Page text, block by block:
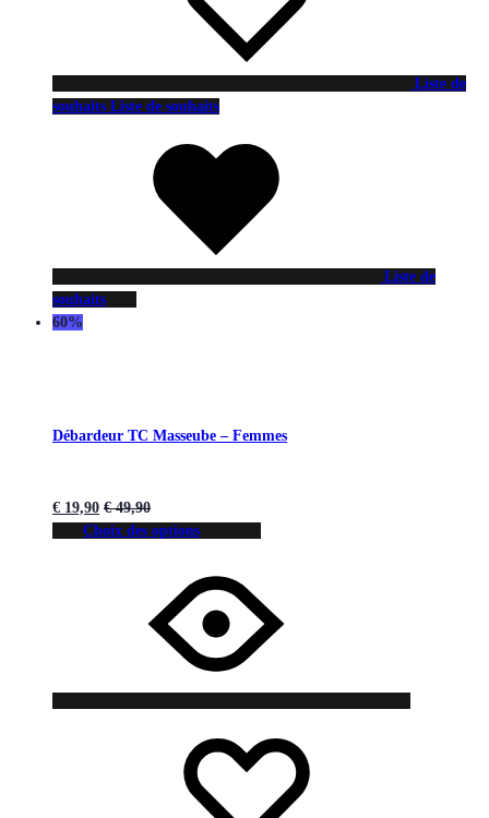
Liste de
souhaits Liste de souhaits
Liste de
souhaits
60%
Débardeur TC Masseube – Femmes
€ 19,90 €49,90
Choix des options